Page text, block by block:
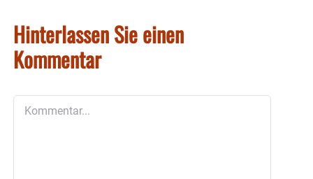
Hinterlassen Sie einen
Kommentar